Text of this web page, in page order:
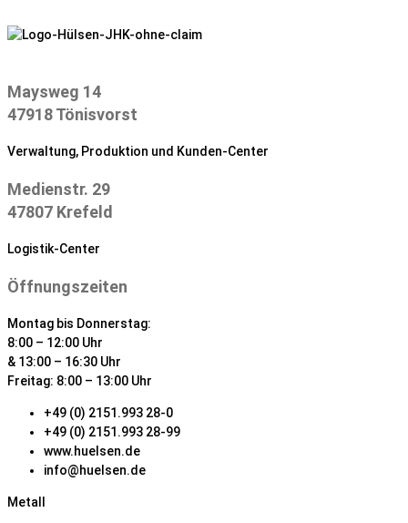
Inhalt
Maysweg 14
47918 Tönisvorst
Verwaltung, Produktion und Kunden-Center
Medienstr. 29
47807 Krefeld
Logistik-Center
Öffnungszeiten
Montag bis Donnerstag:
8:00 – 12:00 Uhr
& 13:00 – 16:30 Uhr
Freitag: 8:00 – 13:00 Uhr
+49 (0) 2151.993 28-0
+49 (0) 2151.993 28-99
www.huelsen.de
info@huelsen.de
Metall